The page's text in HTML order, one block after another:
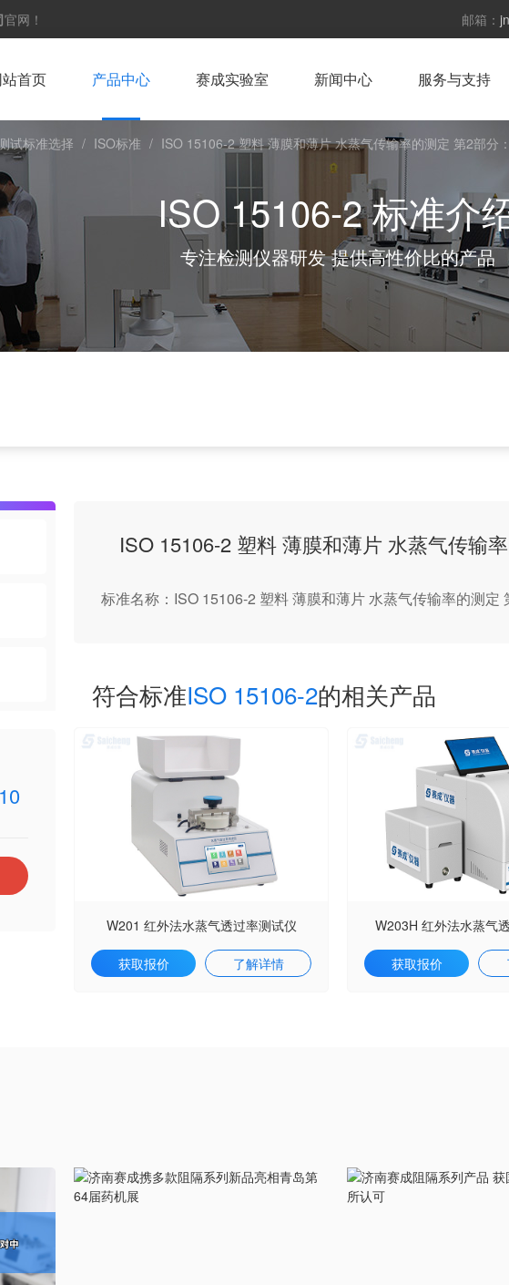
官网！ 邮箱：
首页 产品中心 赛成实验室 新闻中心 服务与支持
试标准选择 / ISO标准 / ISO 15106-2 塑料 薄膜和薄片 水蒸气传输率的测定 第2部分
ISO 15106-2 标准介
专注检测仪器研发 提供高性价比的产品
ISO 15106-2 塑料 薄膜和薄片 水蒸气传输
标准名称：ISO 15106-2 塑料 薄膜和薄片 水蒸气传输率的测定
符合标准ISO 15106-2的相关产品
W201 红外法水蒸气透过率测试仪
获取报价 了解详情
W203H 红外法水蒸气
获取报价